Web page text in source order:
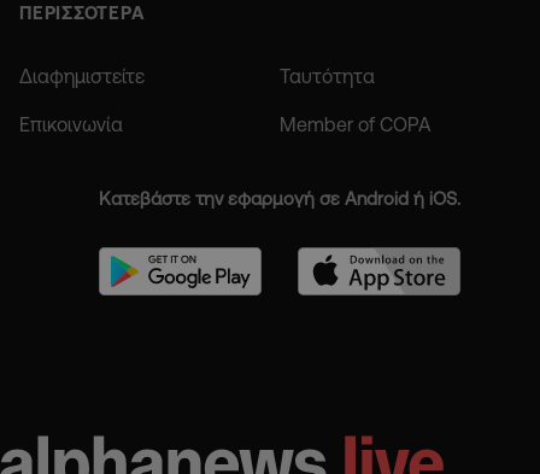
ΠΕΡΙΣΣΟΤΕΡΑ
Διαφημιστείτε Ταυτότητα
Επικοινωνία Member of COPA
Κατεβάστε την εφαρμογή σε Android ή iOS.